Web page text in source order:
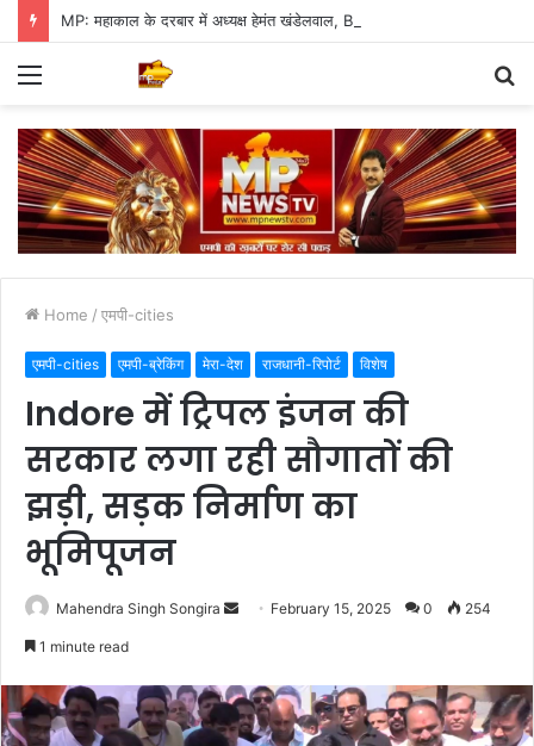
Menu
Home / एमपी-cities
एमपी-cities एमपी-ब्रेकिंग मेरा-देश राजधानी-रिपोर्ट विशेष
Indore में ट्रिपल इंजन की
सरकार लगा रही सौगातों की
झड़ी, सड़क निर्माण का
भूमिपूजन
Mahendra Singh Songira
Send February 15, 2025 0 254
1 minute read